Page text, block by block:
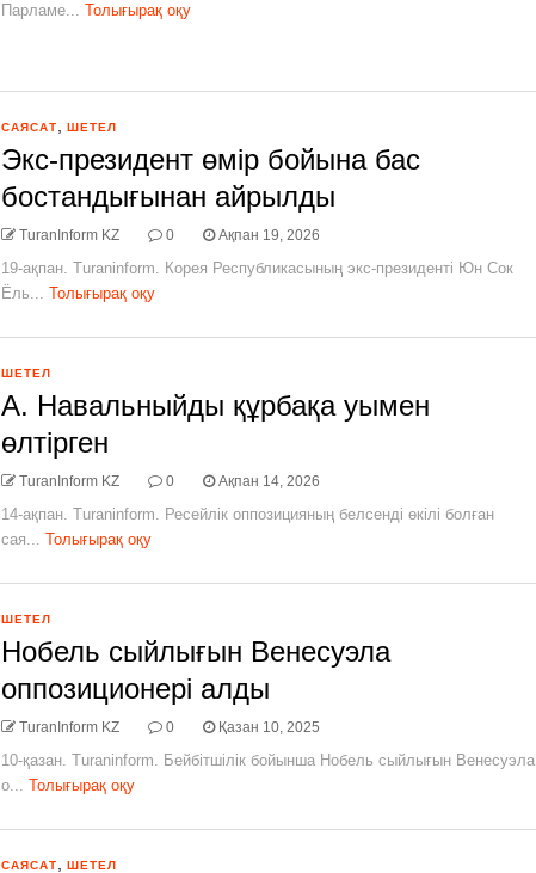
Парламе... Толығырақ оқу
САЯСАТ ШЕТЕЛ
Экс-президент өмір бойына бас
бостандығынан айрылды
TuranInform KZ 0 Ақпан 19, 2026
19-ақпан. Turaninform. Корея Республикасының экс-президенті Юн Сок
Ёль... Толығырақ оқу
ШЕТЕЛ
А. Навальныйды құрбақа уымен
өлтірген
TuranInform KZ 0 Ақпан 14, 2026
14-ақпан. Turaninform. Ресейлік оппозицияның белсенді өкілі болған
сая... Толығырақ оқу
ШЕТЕЛ
Нобель сыйлығын Венесуэла
оппозиционері алды
TuranInform KZ 0 Қазан 10, 2025
10-қазан. Turaninform. Бейбітшілік бойынша Нобель сыйлығын Венесуэла
о... Толығырақ оқу
САЯСАТ ШЕТЕЛ